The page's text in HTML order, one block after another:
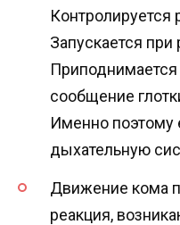
Контролируется
Запускается
сообщение
Именно поэтому
дыхательную
Движение кома
реакция,